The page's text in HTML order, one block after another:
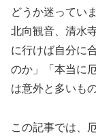
どうか迷ってい
北向観音、清水
に行けば自分に
のか」「本当に
は意外と多いも
この記事では、